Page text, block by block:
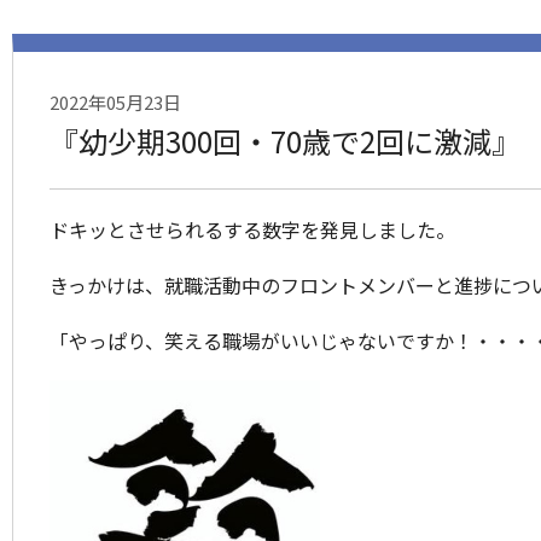
2022年05月23日
『幼少期300回・70歳で2回に激減』
ドキッとさせられるする数字を発見しました。
きっかけは、就職活動中のフロントメンバーと進捗につ
「やっぱり、笑える職場がいいじゃないですか！・・・